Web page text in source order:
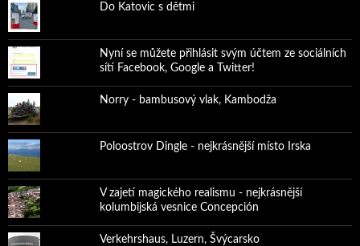
Do Katovic s dětmi
Nyní se můžete přihlásit svým účtem ze sociálních
sítí Facebook, Google a Twitter!
Norry - bambusový vlak, Kambodža
Poloostrov Dingle - nejkrásnější místo Irska
V zajetí magického realismu - nejkrásnější
kolumbijská vesnice Concepción
Verkehrshaus, Luzern, Švýcarsko